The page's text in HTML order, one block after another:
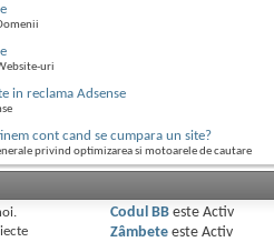
uri
in reclama Adsense
cont cand se cumpara un site?
privind optimizarea si motoarele de cautare
Codul BBeste Activ
Zâmbeteeste Activ